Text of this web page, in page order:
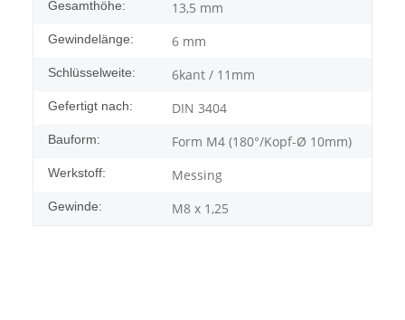
Gesamthöhe: 13,5 mm
Gewindelänge: 6 mm
Schlüsselweite: 6kant / 11mm
Gefertigt nach: DIN 3404
Bauform: Form M4 (180°/Kopf-Ø 10mm)
Werkstoff: Messing
Gewinde: M8 x 1,25